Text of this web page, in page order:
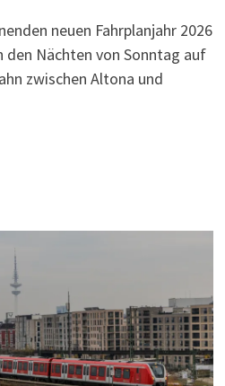
neuen Fahrplanjahr 2026
Nächten von Sonntag auf
zwischen Altona und